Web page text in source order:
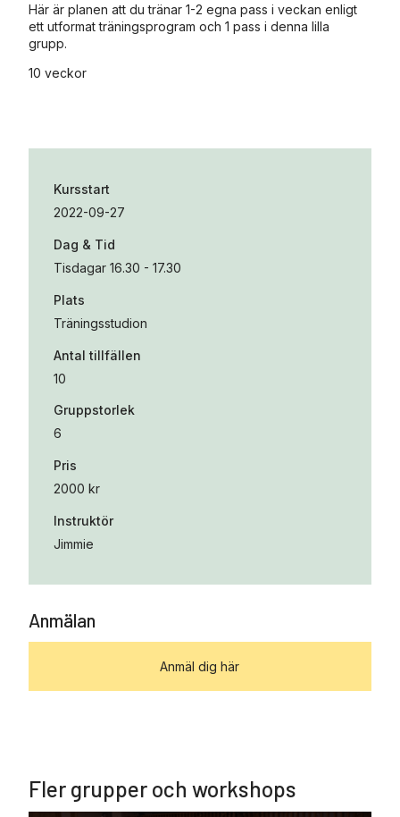
Här är planen att du tränar 1-2 egna pass i veckan enligt
ett utformat träningsprogram och 1 pass i denna lilla
grupp.
10 veckor
Kursstart
2022-09-27
Dag & Tid
Tisdagar 16.30 - 17.30
Plats
Träningsstudion
Antal tillfällen
10
Gruppstorlek
6
Pris
2000 kr
Instruktör
Jimmie
Anmälan
Anmäl dig här
Fler grupper och workshops